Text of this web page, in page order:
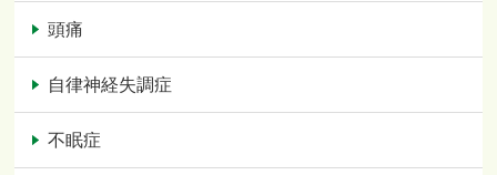
頭痛
自律神経失調症
不眠症